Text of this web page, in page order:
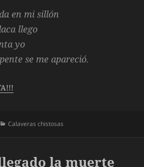
en mi sillón
llego
yo
se me apareció.
Categorías
Calaveras chistosas
la muerte